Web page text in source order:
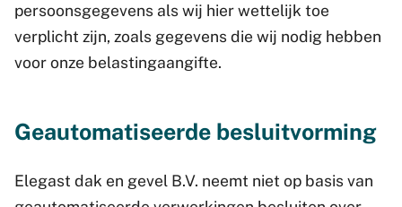
persoonsgegevens als wij hier wettelijk toe
verplicht zijn, zoals gegevens die wij nodig hebben
voor onze belastingaangifte.
Geautomatiseerde besluitvorming
Elegast dak en gevel B.V. neemt niet op basis van